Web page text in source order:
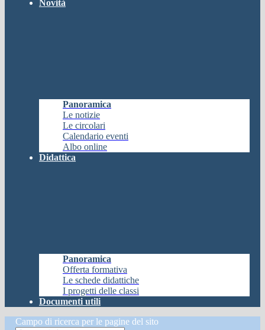
Novità
Panoramica
Le notizie
Le circolari
Calendario eventi
Albo online
Didattica
Panoramica
Offerta formativa
Le schede didattiche
I progetti delle classi
Documenti utili
Campo di ricerca per le pagine del sito